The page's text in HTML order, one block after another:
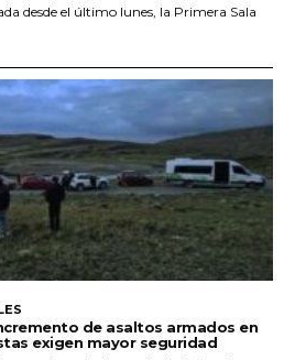
desde el último lunes, la Primera Sala
de asaltos armados en
exigen mayor seguridad